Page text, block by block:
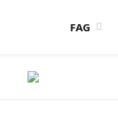
FAG